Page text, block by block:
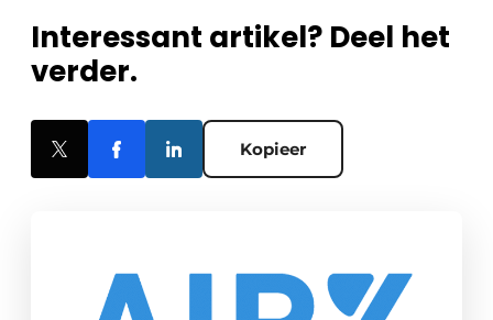
Interessant artikel? Deel het
verder.
Kopieer